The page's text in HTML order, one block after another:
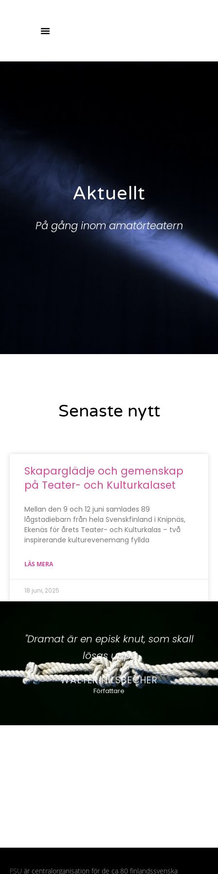
Aktuellt
På gång inom amatörteatern
Senaste nytt
Skaparglädje och gemenskap
på Teater- och Kulturkalaset
Mellan den 9 och 12 juni samlades 89
lågstadiebarn från hela Svenskfinland i Knipnäs,
Ekenäs för årets Teater- och Kulturkalas – två
inspirerande kulturevenemang fyllda
LÄS MERA
18 juni, 2025
"Dramat är en episk knut, som skall
lösas upp."
WALTER HILSBECHER
Författare
FSU är centralorganisation för de ca 80 finlandssvenska